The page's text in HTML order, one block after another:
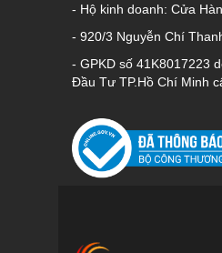
- Hộ kinh doanh: Cửa
- 920/3 Nguyễn Chí
- GPKD số 41K8017223
Đầu Tư TP.Hồ Chí Minh